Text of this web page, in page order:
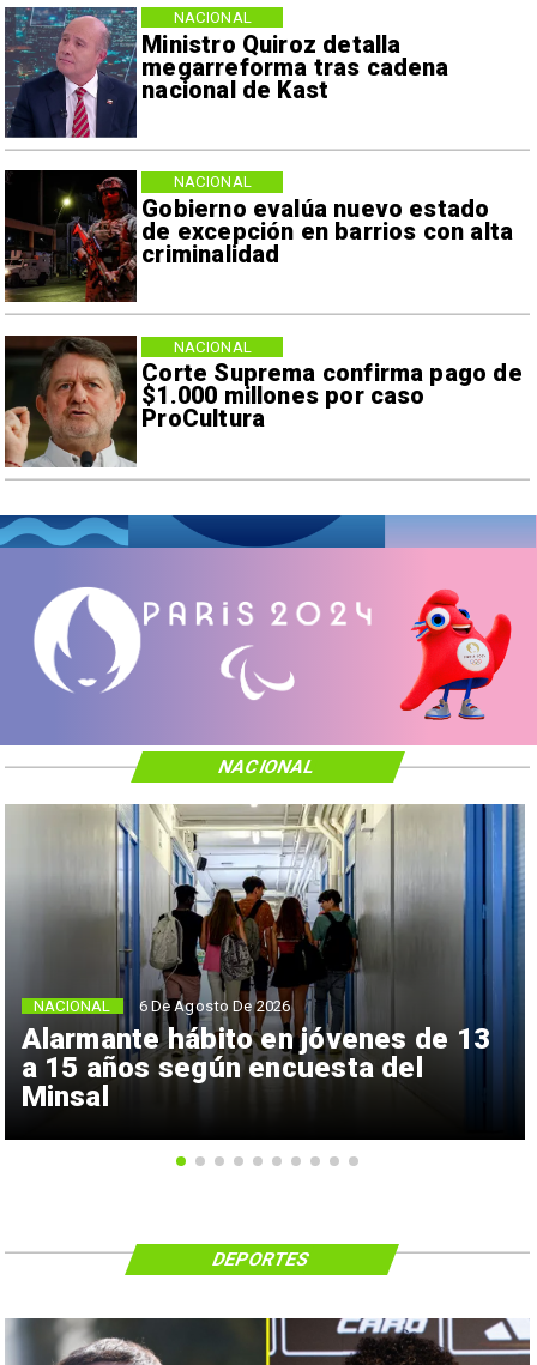
Ministro Quiroz detalla
megarreforma tras cadena
nacional de Kast
NACIONAL
Gobierno evalúa nuevo estado
de excepción en barrios con alta
criminalidad
NACIONAL
Corte Suprema confirma pago de
$1.000 millones por caso
ProCultura
NACIONAL
Alarmante hábito en jóvenes de 13
a 15 años según encuesta del
Minsal
NACIONAL 6 De Agosto De 2026
NACIONAL
DEPORTES